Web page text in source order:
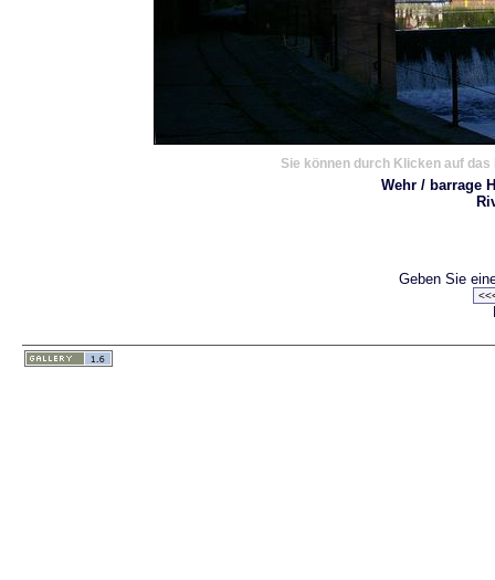
Sie können durch Klicken auf
Wehr / barrage
Geben Sie